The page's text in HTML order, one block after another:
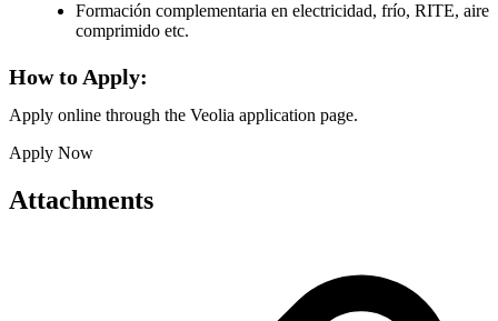
Formación complementaria en electricidad, frío, RITE, aire
comprimido etc.
How to Apply:
Apply online through the Veolia application page.
Apply Now
Attachments